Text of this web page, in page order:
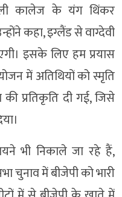
कालेज के यंग थिंकर
कहा, इग्लैंड से वाग्देवी
इसके लिए हम प्रयास
में अतिथियों को स्मृति
की प्रतिकृति दी गई, जिसे
भी निकाले जा रहे हैं,
चुनाव में बीजेपी को भारी